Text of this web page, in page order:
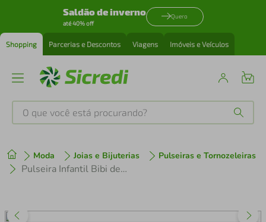
Saldão de inverno
até 40% off
Quero
Shopping Parcerias e Descontos Viagens Imóveis e Veículos
O que você está procurando?
Moda Joias e Bijuterias Pulseiras e Tornozeleiras
Pulseira Infantil Bibi de Caminhões
1º tenis